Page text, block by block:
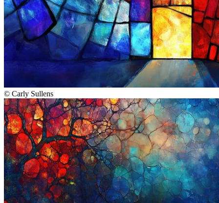
© Carly Sullens